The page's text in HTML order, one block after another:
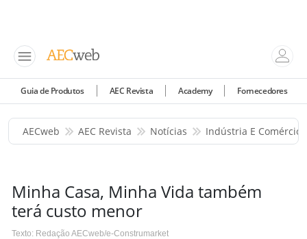
Guia de Produtos AEC Revista Academy Fornecedores
AECweb AEC Revista Notícias Indústria E Comércio
Minha Casa, Minha Vida também
terá custo menor
Texto: Redação AECweb/e-Construmarket